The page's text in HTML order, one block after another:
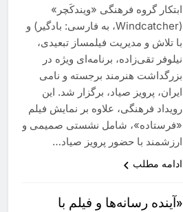
ابتکار گروه فرهنگی «ویندکَچر»
(Windcatcher، به فارسی: بادگیر) و
با تلاش و مدیریت فیلمساز تبعیدی،
نیلوفر تقی‌زاده، برنامه‌ای ویژه در
بزرگداشت هنرمند برجسته و نامى
ایران، پرویز صیاد، برگزار شد. این
رویداد فرهنگی، علاوه بر نمایش فیلم
«فرستاده»، شامل نشستی صمیمی و
ارزشمند با حضور پرویز صیاد…
ادامه مطلب
«آینده رسانه‌ها و فیلم با